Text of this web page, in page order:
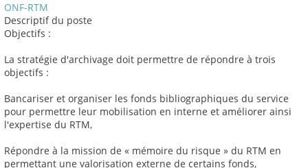
ONF-RTM
Descriptif du poste
Objectifs :
La stratégie d'archivage doit permettre de répondre à trois
objectifs :
Bancariser et organiser les fonds bibliographiques du service
pour permettre leur mobilisation en interne et améliorer ainsi
l'expertise du RTM,
Répondre à la mission de « mémoire du risque » du RTM en
permettant une valorisation externe de certains fonds,